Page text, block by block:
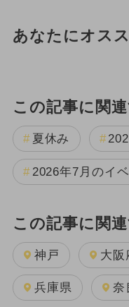
あなたにオス
この記事に関
夏休み
2026年7月のイ
この記事に関
神戸 大阪
兵庫県 奈